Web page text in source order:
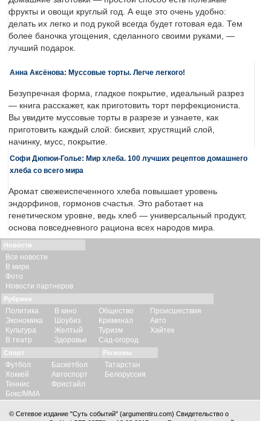
фрукты и овощи круглый год. А еще это очень удобно:
делать их легко и под рукой всегда будет готовая еда. Тем
более баночка угощения, сделанного своими руками, —
лучший подарок.
Анна Аксёнова: Муссовые торты. Легче легкого!
Безупречная форма, гладкое покрытие, идеальный разрез
— книга расскажет, как приготовить торт перфекциониста.
Вы увидите муссовые торты в разрезе и узнаете, как
приготовить каждый слой: бисквит, хрустящий слой,
начинку, мусс, покрытие.
Софи Дюпюи-Голье: Мир хлеба. 100 лучших рецептов домашнего
хлеба со всего мира
Аромат свежеиспеченного хлеба повышает уровень
эндорфинов, гормонов счастья. Это работает на
генетическом уровне, ведь хлеб — универсальный продукт,
основа повседневного рациона всех народов мира.
Новости
Все новости
В мире
Фото
Новости партнеров
Рубрики
Политика
Экономика
Культура
В театр
В кино
Шоубиз
Желтый
Здоровье
Общество
Криминал
Туризм
Сад-огород
Происшествия
Авто
Хайтек
Спорт
Футбол
Хоккей
Теннис
Бокс/ММА
Баскетбол
Автоспорт
Фристайл
Регионы
Татарстан
Белоруссия
© Сетевое издание "Суть событий" (argumentiru.com) Свидетельство о